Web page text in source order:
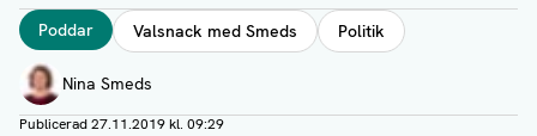
Taggar
Poddar Valsnack med Smeds Politik
Författare
Nina Smeds
Publicerad27.11.2019 kl. 09:29